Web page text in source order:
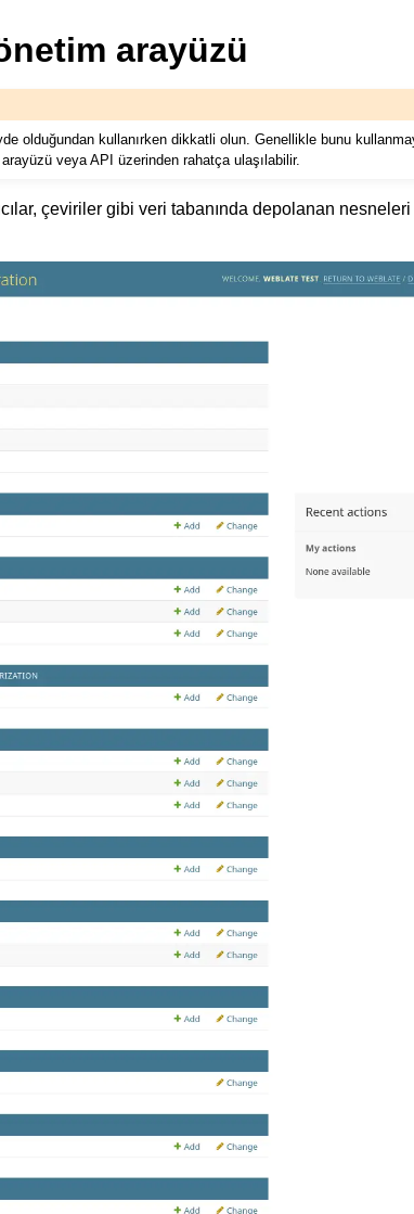
arayüzü
olduğundan kullanırken dikkatli olun. Genellikle bunu
veya API üzerinden rahatça ulaşılabilir.
çeviriler gibi veri tabanında depolanan nesneleri